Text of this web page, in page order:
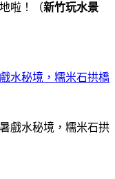
啦！（新竹玩水景
水秘境，糯米石拱橋